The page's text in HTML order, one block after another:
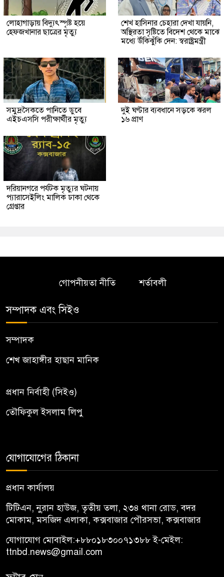
লোহাগাড়ায় বিদ্যুৎস্পৃষ্ট হয়ে
হেফজখানার ছাত্রের মৃত্যু
শেখ হাসিনার চেহারা দেখা যায়নি,
অস্থিরতা সৃষ্টিতে বিদেশ থেকে মাঝে
মধ্যে উঁকিঝুঁকি দেন: স্বরাষ্ট্রমন্ত্রী
সমুদ্রসৈকতে পানিতে ডুবে
এইচএসসি পরীক্ষার্থীর মৃত্যু
দুই ঘণ্টার ব্যবধানে সড়কে ঝরল
১৬ প্রাণ
দরিয়ানগরে পর্যটক মৃত্যুর ঘটনায়
প্যারাসেইলিং মালিক ঢাকা থেকে
গ্রেপ্তার
গোপনীয়তা নীতি শর্তাবলী
সম্পাদক এবং সিইও
সম্পাদক
শেখ জাহাঙ্গীর হাছান মানিক
প্রধান নির্বাহী (সিইও)
তৌফিকুল ইসলাম লিপু
যোগাযোগের ঠিকানা
প্রধান কার্যালয়
টিটিএন, নু্রান হাউজ, তৃতীয় তলা, ২৩৪ থানা রোড, বদর
মোকাম, মসজিদ এলাকা, কক্সবাজার পৌরসভা, কক্সবাজার
যোগাযোগ মোবাইল:+৮৮০১৮৩০০৭১৩৮৮ই-মেইল:
ttnbd.news@gmail.com